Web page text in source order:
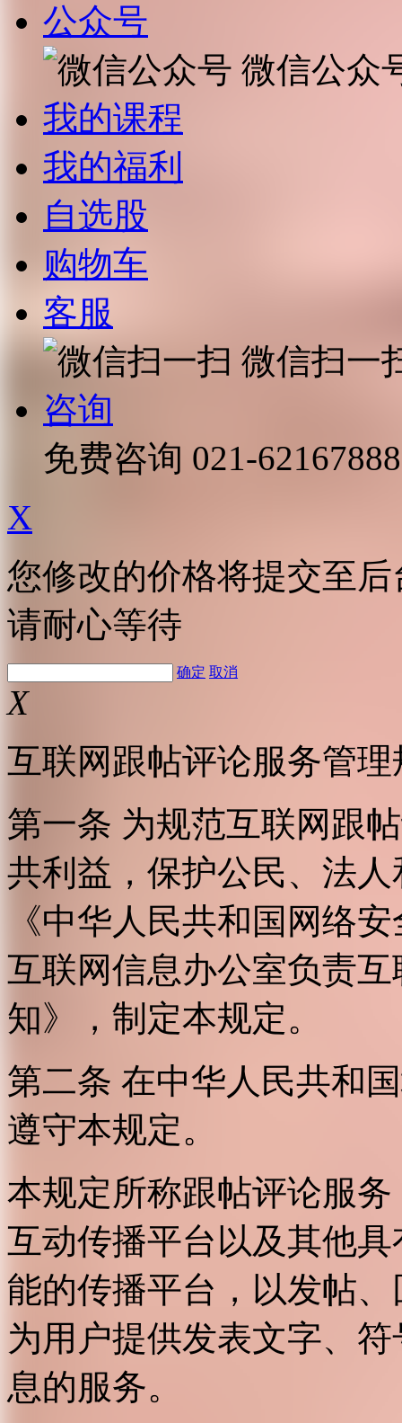
公众号
微信公众
我的课程
我的福利
自选股
购物车
客服
微信扫一
咨询
免费咨询 021-62167888
X
您修改的价格将提交至
请耐心等待
确定 取消
X
互联网跟帖评论服务管理
第一条 为规范互联网跟
共利益，保护公民、法
《中华人民共和国网络
互联网信息办公室负责
知》，制定本规定。
第二条 在中华人民共和
遵守本规定。
本规定所称跟帖评论服
互动传播平台以及其他
能的传播平台，以发帖
为用户提供发表文字、
息的服务。